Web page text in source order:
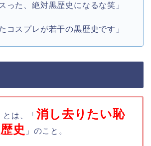
った、絶対黒歴史になるな笑」
コスプレが若干の黒歴史です」
とは、「 消し去りたい恥
史 」のこと。